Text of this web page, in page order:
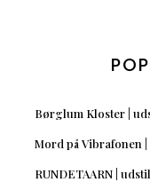
Børglum Kloster |
Mord på Vibrafonen
RUNDETAARN |